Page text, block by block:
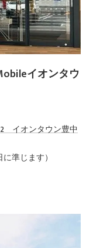
イオンタウ
イオンタウン豊中
準じます）